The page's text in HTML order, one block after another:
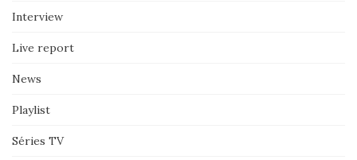
Interview
Live report
News
Playlist
Séries TV